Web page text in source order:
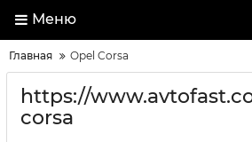
Меню
Главная Opel Corsa
https://
corsa